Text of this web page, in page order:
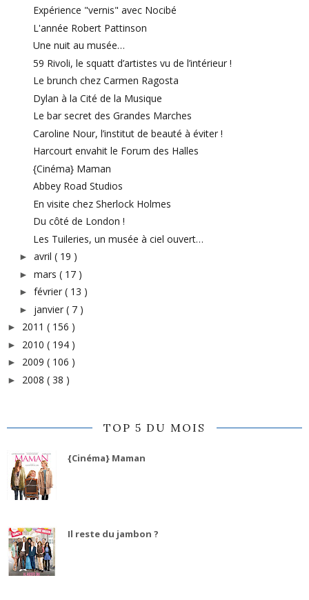
Expérience "vernis" avec Nocibé
L'année Robert Pattinson
Une nuit au musée…
59 Rivoli, le squatt d’artistes vu de l’intérieur !
Le brunch chez Carmen Ragosta
Dylan à la Cité de la Musique
Le bar secret des Grandes Marches
Caroline Nour, l’institut de beauté à éviter !
Harcourt envahit le Forum des Halles
{Cinéma} Maman
Abbey Road Studios
En visite chez Sherlock Holmes
Du côté de London !
Les Tuileries, un musée à ciel ouvert…
► avril ( 19 )
► mars ( 17 )
► février ( 13 )
► janvier ( 7 )
► 2011 ( 156 )
► 2010 ( 194 )
► 2009 ( 106 )
► 2008 ( 38 )
TOP 5 DU MOIS
{Cinéma} Maman
Il reste du jambon ?